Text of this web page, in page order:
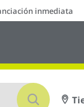
inmediata
Buscar